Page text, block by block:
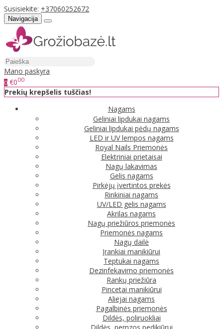
Susisiekite: +37060252672
Navigacija
Mano paskyra
0 €000
Prekių krepšelis tuščias!
Nagams
Geliniai lipdukai nagams
Geliniai lipdukai pėdų nagams
LED ir UV lempos nagams
Royal Nails Priemonės
Elektriniai prietaisai
Nagų lakavimas
Gelis nagams
Pirkėjų įvertintos prekės
Rinkiniai nagams
UV/LED gelis nagams
Akrilas nagams
Nagų priežiūros priemonės
Priemonės nagams
Nagų dailė
Įrankiai manikiūrui
Teptukai nagams
Dezinfekavimo priemonės
Rankų priežiūra
Pincetai manikiūrui
Aliejai nagams
Pagalbinės priemonės
Dildės, poliruokliai
Dildės, pemzos pedikiūrui